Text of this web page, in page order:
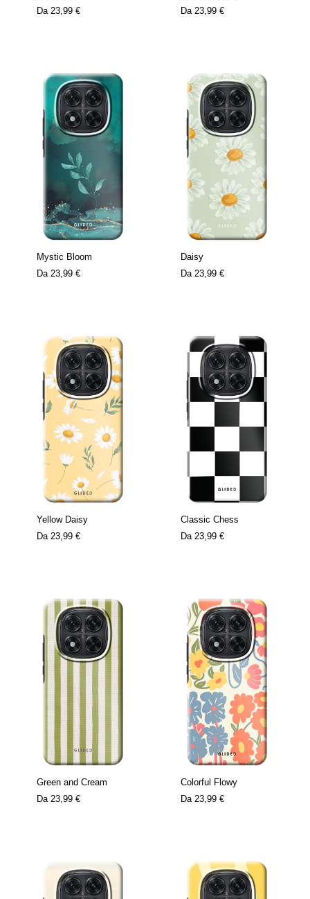
Da 23,99 €
Da 23,99 €
Mystic Bloom
Da 23,99 €
Daisy
Da 23,99 €
Yellow Daisy
Da 23,99 €
Classic Chess
Da 23,99 €
Green and Cream
Da 23,99 €
Colorful Flowy
Da 23,99 €